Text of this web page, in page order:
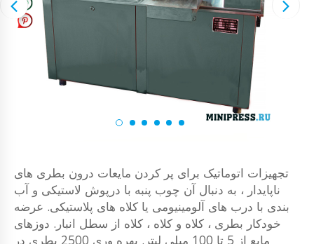
تجهیزات اتوماتیک برای پر کردن مایعات درون بطری های
ناپایدار ، به دنبال آن چوب پنبه با درپوش لاستیکی و آب
بندی با درب های آلومینیومی یا کلاه های پلاستیکی. عرضه
خودکار بطری ، کلاه و کلاه ، کلاه از سطل انبار. دوزهای
مایع از 5 تا 100 میلی لیتر. بهره وری 2500 بطری در